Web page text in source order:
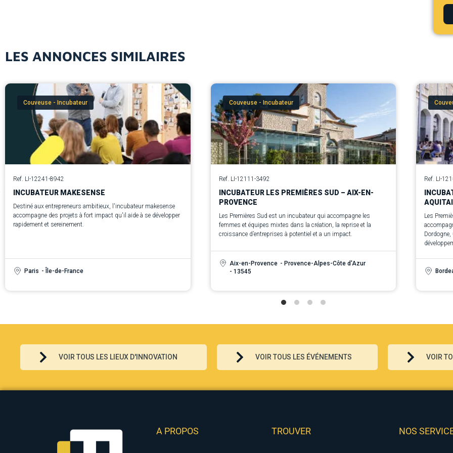
LES ANNONCES SIMILAIRES
Couveuse - Incubateur
Ref. LI-12241-8942
INCUBATEUR MAKESENSE
Destiné aux entrepreneurs ambitieux, l'incubateur makesense
accompagne des projets à fort impact qu'il aide à se développer
rapidement et sereinement.
Paris - Île-de-France
Couveuse - Incubateur
Ref. LI-12111-3492
INCUBATEUR LES PREMIÈRES SUD – AIX-EN-
PROVENCE
Les Premières Sud est un incubateur qui accompagne les
femmes et équipes mixtes dans la création, la reprise et la
croissance d’entreprises à potentiel et a un impact.
Aix-en-Provence - Provence-Alpes-Côte d'Azur
- 13545
Ref. LI-
Les
Dordogne,
VOIR TOUS LES LIEUX D'INNOVATION VOIR TOUS LES ÉVÉNEMENTS VOIR
A PROPOS TROUVER NOS